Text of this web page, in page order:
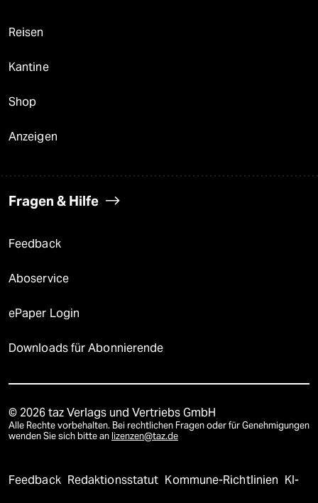
Reisen
Kantine
Shop
Anzeigen
Fragen & Hilfe
Feedback
Aboservice
ePaper Login
Downloads für Abonnierende
© 2026 taz Verlags und Vertriebs GmbH
Alle Rechte vorbehalten. Bei rechtlichen Fragen oder für Genehmigungen
wenden Sie sich bitte an lizenzen@taz.de
Feedback Redaktionsstatut Kommune-Richtlinien KI-